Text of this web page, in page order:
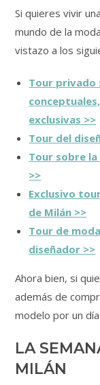
Si quieres vivir
mundo de la
vistazo a los
Tour privado
exclusivas >>
Tour del
Tour sobre
>>
Exclusivo
de Milán >>
Tour de
diseñador >>
Ahora bien, si
además de
modelo por un
LA
MILÁN